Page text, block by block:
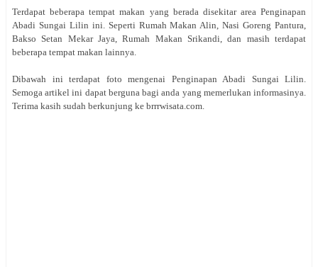
Terdapat beberapa tempat makan yang berada disekitar area Penginapan
Abadi Sungai Lilin ini. Seperti Rumah Makan Alin, Nasi Goreng Pantura,
Bakso Setan Mekar Jaya, Rumah Makan Srikandi, dan masih terdapat
beberapa tempat makan lainnya.
Dibawah ini terdapat foto mengenai Penginapan Abadi Sungai Lilin.
Semoga artikel ini dapat berguna bagi anda yang memerlukan informasinya.
Terima kasih sudah berkunjung ke brrrwisata.com.